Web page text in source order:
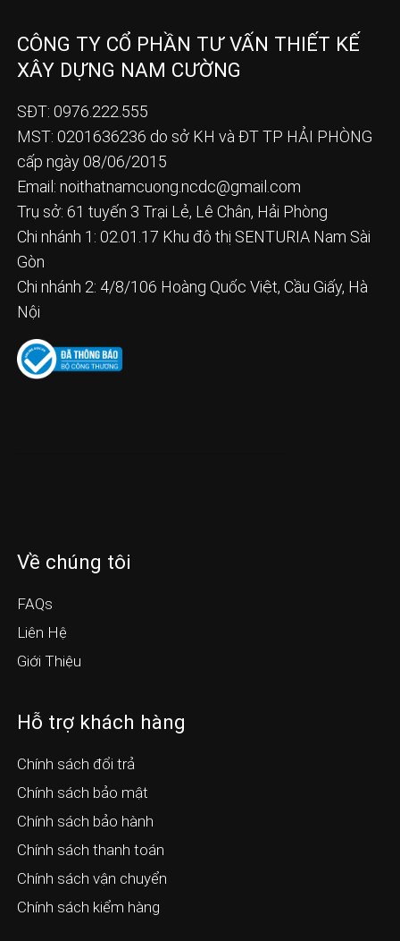
CÔNG TY CỔ PHẦN TƯ VẤN THIẾT KẾ
XÂY DỰNG NAM CƯỜNG
SĐT: 0976.222.555
MST: 0201636236 do sở KH và ĐT TP HẢI PHÒNG
cấp ngày 08/06/2015
Email: noithatnamcuong.ncdc@gmail.com
Trụ sở: 61 tuyến 3 Trại Lẻ, Lê Chân, Hải Phòng
Chi nhánh 1: 02.01.17 Khu đô thị SENTURIA Nam Sài
Gòn
Chi nhánh 2: 4/8/106 Hoàng Quốc Việt, Cầu Giấy, Hà
Nội
Về chúng tôi
FAQs
Liên Hệ
Giới Thiệu
Hỗ trợ khách hàng
Chính sách đổi trả
Chính sách bảo mật
Chính sách bảo hành
Chính sách thanh toán
Chính sách vận chuyển
Chính sách kiểm hàng